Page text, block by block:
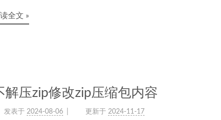
全文 »
解压zip修改zip压缩包内容
发表于 2024-08-06 更新于 2024-11-17